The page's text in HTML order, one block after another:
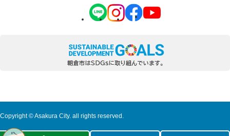
Copyright © Asakura City. all rights reserved.